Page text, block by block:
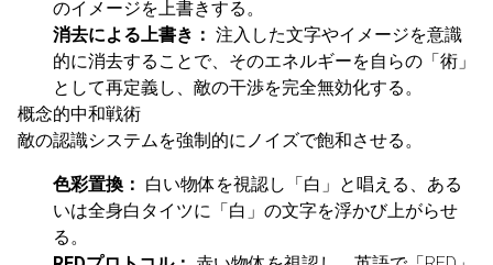
のイメージを上書きする。
消去による上書き： 注入した文字やイメージを意識
的に消去することで、そのエネルギーを自らの「術」
として再定義し、敵の干渉を完全無効化する。
概念的中和戦術
敵の認識システムを強制的にノイズで飽和させる。
色彩置換： 白い物体を視認し「白」と唱える、ある
いは全身白タイツに「白」の文字を浮かび上がらせ
る。